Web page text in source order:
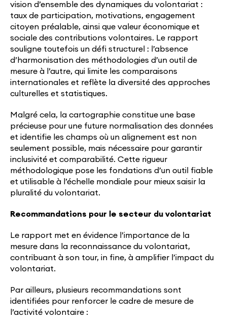
vision d’ensemble des dynamiques du volontariat :
taux de participation, motivations, engagement
citoyen préalable, ainsi que valeur économique et
sociale des contributions volontaires. Le rapport
souligne toutefois un défi structurel : l’absence
d’harmonisation des méthodologies d’un outil de
mesure à l’autre, qui limite les comparaisons
internationales et reflète la diversité des approches
culturelles et statistiques.
Malgré cela, la cartographie constitue une base
précieuse pour une future normalisation des données
et identifie les champs où un alignement est non
seulement possible, mais nécessaire pour garantir
inclusivité et comparabilité. Cette rigueur
méthodologique pose les fondations d’un outil fiable
et utilisable à l’échelle mondiale pour mieux saisir la
pluralité du volontariat.
Recommandations pour le secteur du volontariat
Le rapport met en évidence l’importance de la
mesure dans la reconnaissance du volontariat,
contribuant à son tour, in fine, à amplifier l’impact du
volontariat.
Par ailleurs, plusieurs recommandations sont
identifiées pour renforcer le cadre de mesure de
l’activité volontaire :